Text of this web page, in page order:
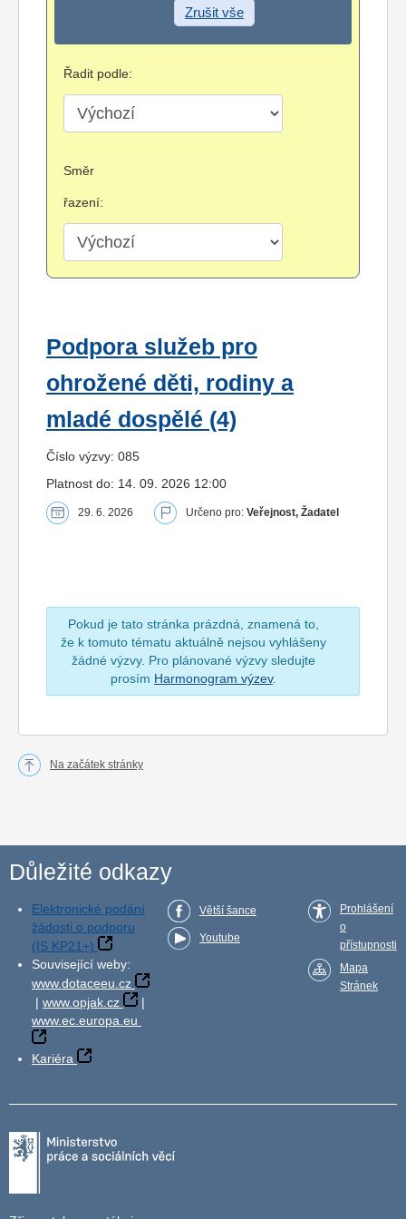
Zrušit vše
Řadit podle:
Směr
řazení:
Podpora služeb pro
ohrožené děti, rodiny a
mladé dospělé (4)
Číslo výzvy: 085
Platnost do: 14. 09. 2026 12:00
29. 6. 2026 Určeno pro: Veřejnost, Žadatel
Pokud je tato stránka prázdná, znamená to,
že k tomuto tématu aktuálně nejsou vyhlášeny
žádné výzvy. Pro plánované výzvy sledujte
prosím Harmonogram výzev.
Na začátek stránky
Důležité odkazy
Elektronické podání
žádosti o podporu
(IS KP21+)
Související weby:
www.dotaceeu.cz
| www.opjak.cz
|
www.ec.europa.eu
Kariéra
Větší šance
Youtube
Prohlášení
o
přístupnosti
Mapa
Stránek